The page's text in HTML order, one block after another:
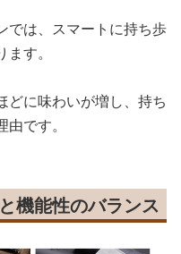
では、スマートに持ち歩
す。
どに味わいが増し、持ち
です。
機能性のバランス